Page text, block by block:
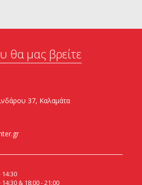
θα μας βρείτε
37, Καλαμάτα
14:30
14:30 & 18:00 - 21:00